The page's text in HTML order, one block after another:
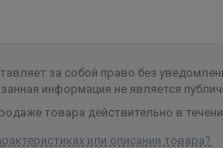
за собой право без
информация не является
товара действительно в
или описании товара?